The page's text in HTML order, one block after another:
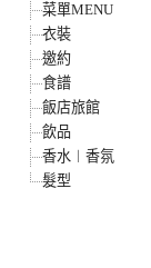
菜單MENU
衣裝
邀約
食譜
飯店旅館
飲品
香水︱香氛
髮型